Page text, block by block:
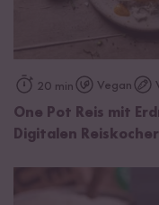
20 min Vegan
One Pot Reis mit
Digitalen Reiskocher